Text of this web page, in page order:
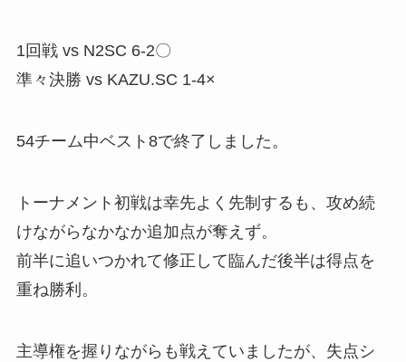
1回戦 vs N2SC 6-2〇
準々決勝 vs KAZU.SC 1-4×
54チーム中ベスト8で終了しました。
トーナメント初戦は幸先よく先制するも、攻め続
けながらなかなか追加点が奪えず。
前半に追いつかれて修正して臨んだ後半は得点を
重ね勝利。
主導権を握りながらも戦えていましたが、失点シ